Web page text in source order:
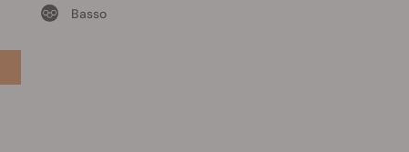
Basso